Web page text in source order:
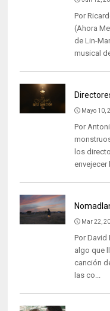
Por
(Ahora
de Lin-
musical
Mayo 10,
Por
los
envejecer
Mar 22,
Por David
algo que
canción
las co...